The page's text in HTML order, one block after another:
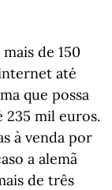
de 150
até
que possa
235 mil euros.
à venda por
a alemã
de três